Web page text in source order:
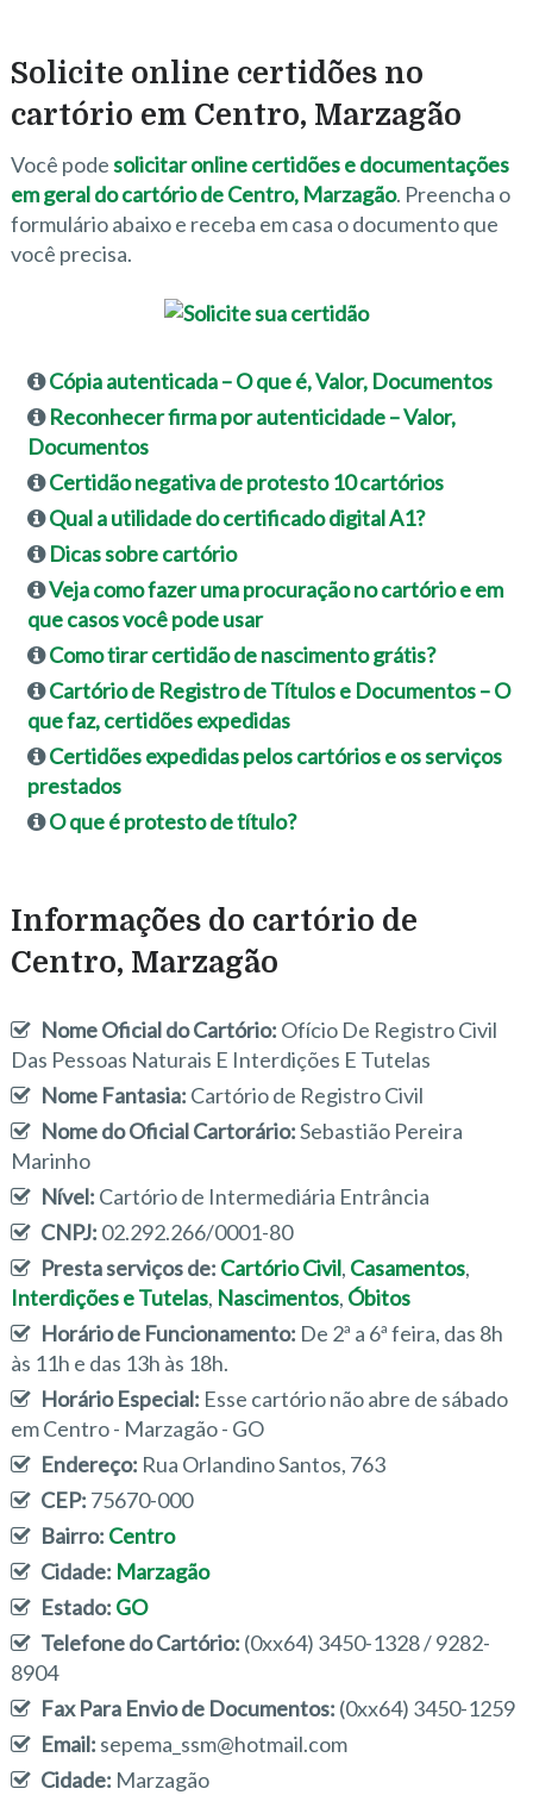
Solicite online certidões no
cartório em Centro, Marzagão
Você podesolicitar online certidões e documentações
em geral do cartório de Centro, Marzagão. Preencha o
formulário abaixo e receba em casa o documento que
você precisa.
Cópia autenticada – O que é, Valor, Documentos
Reconhecer firma por autenticidade – Valor,
Documentos
Certidão negativa de protesto 10 cartórios
Qual a utilidade do certificado digital A1?
Dicas sobre cartório
Veja como fazer uma procuração no cartório e em
que casos você pode usar
Como tirar certidão de nascimento grátis?
Cartório de Registro de Títulos e Documentos – O
que faz, certidões expedidas
Certidões expedidas pelos cartórios e os serviços
prestados
O que é protesto de título?
Informações do cartório de
Centro, Marzagão
Nome Oficial do Cartório: Ofício De Registro Civil
Das Pessoas Naturais E Interdições E Tutelas
Nome Fantasia: Cartório de Registro Civil
Nome do Oficial Cartorário:Sebastião Pereira
Marinho
Nível: Cartório de Intermediária Entrância
CNPJ: 02.292.266/0001-80
Presta serviços de: Cartório Civil, Casamentos,
Interdições e Tutelas, Nascimentos, Óbitos
Horário de Funcionamento: De 2ª a 6ª feira, das 8h
às 11h e das 13h às 18h.
Horário Especial: Esse cartório não abre de sábado
em Centro - Marzagão - GO
Endereço: Rua Orlandino Santos, 763
CEP: 75670-000
Bairro: Centro
Cidade: Marzagão
Estado: GO
Telefone do Cartório: (0xx64) 3450-1328 / 9282-
8904
Fax Para Envio de Documentos: (0xx64) 3450-1259
Email: sepema_ssm@hotmail.com
Cidade: Marzagão